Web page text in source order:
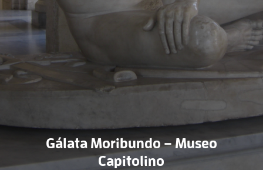
Gálata Moribundo – Museo
Capitolino